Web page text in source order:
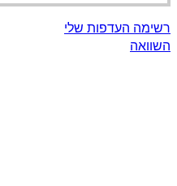
רשימה העדפות שלי
השוואה